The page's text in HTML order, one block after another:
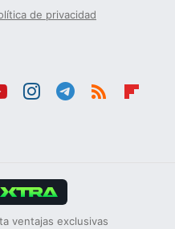
de privacidad
ventajas exclusivas